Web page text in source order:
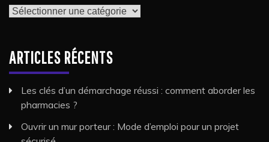
Catégories
ARTICLES RÉCENTS
Les clés d’un démarchage réussi : comment aborder les
pharmacies ?
Ouvrir un mur porteur : Mode d’emploi pour un projet